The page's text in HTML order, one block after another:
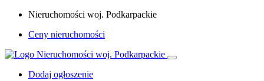
Nieruchomości woj. Podkarpackie
Ceny nieruchomości
Dodaj ogłoszenie